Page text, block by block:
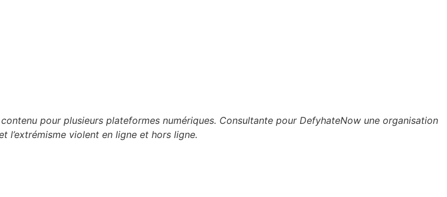
pour plusieurs plateformes numériques. Consultante pour DefyhateNow une organisation
l’extrémisme violent en ligne et hors ligne.